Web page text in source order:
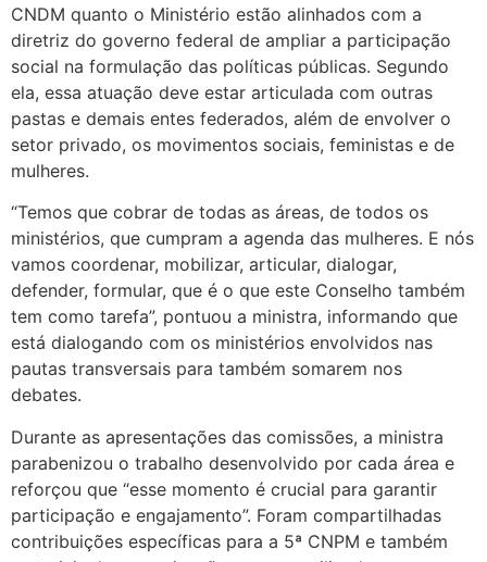
CNDM quanto o Ministério estão alinhados com a
diretriz do governo federal de ampliar a participação
social na formulação das políticas públicas. Segundo
ela, essa atuação deve estar articulada com outras
pastas e demais entes federados, além de envolver o
setor privado, os movimentos sociais, feministas e de
mulheres.
“Temos que cobrar de todas as áreas, de todos os
ministérios, que cumpram a agenda das mulheres. E nós
vamos coordenar, mobilizar, articular, dialogar,
defender, formular, que é o que este Conselho também
tem como tarefa”, pontuou a ministra, informando que
está dialogando com os ministérios envolvidos nas
pautas transversais para também somarem nos
debates.
Durante as apresentações das comissões, a ministra
parabenizou o trabalho desenvolvido por cada área e
reforçou que “esse momento é crucial para garantir
participação e engajamento”. Foram compartilhadas
contribuições específicas para a 5ª CNPM e também